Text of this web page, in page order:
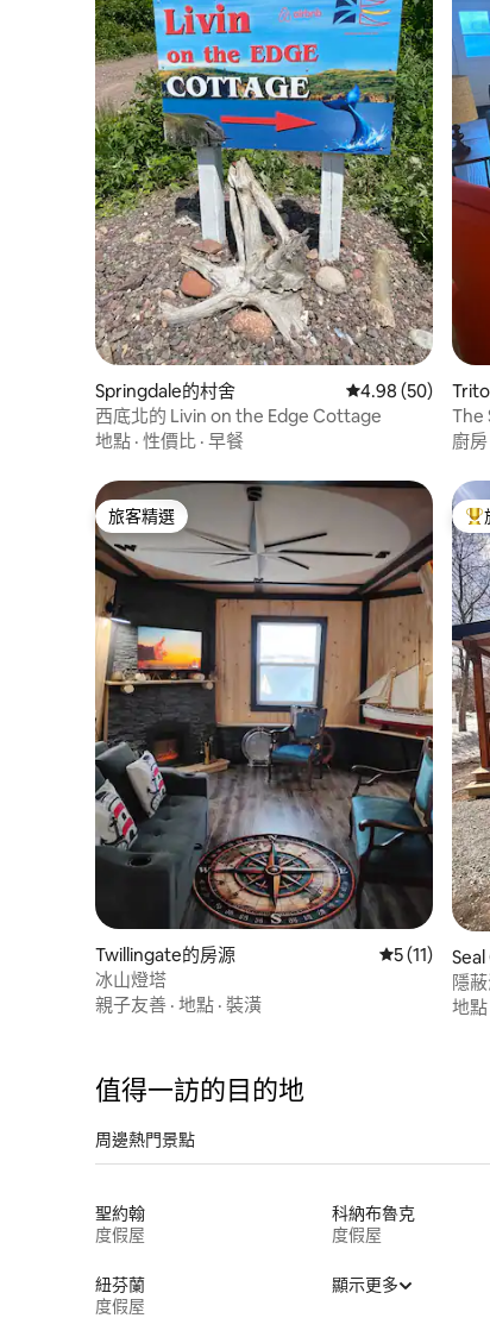
Springdale的村舍 從 50 則評價中獲
4.98 (50)
西底北的 Livin on the Edge Cottage
地點 · 性價比 · 早餐
The
廚房
旅客精選
旅客精選
Twillingate的房源 從 11 則評價
5 (11)
冰山燈塔
親子友善 · 地點 · 裝潢
旅
隱
地點
值得一訪的目的地
周邊熱門景點
聖約翰
度假屋
科納布魯克
度假屋
紐芬蘭
度假屋
顯示更多